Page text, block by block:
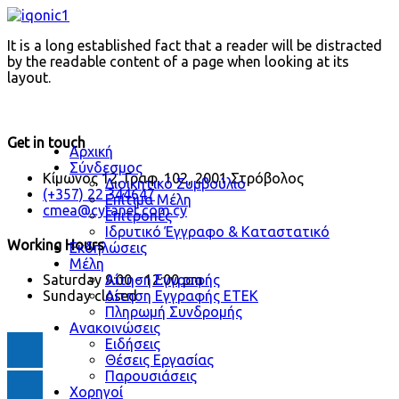
It is a long established fact that a reader will be distracted
by the readable content of a page when looking at its
layout.
Get in touch
Κίμωνος 12, Γραφ. 102, 2001 Στρόβολος
(+357) 22 344647
cmea@cytanet.com.cy
Working Hours
Saturday 9:00 - 12:00 pm
Sunday closed
Αρχική
Σύνδεσμος
Διοικητικό Συμβούλιο
Επίτιμα Μέλη
Επιτροπές
Ιδρυτικό Έγγραφο & Καταστατικό
Εκδηλώσεις
Μέλη
Αίτηση Εγγραφής
Αίτηση Εγγραφής ΕΤΕΚ
Πληρωμή Συνδρομής
Ανακοινώσεις
Ειδήσεις
Θέσεις Εργασίας
Παρουσιάσεις
Χορηγοί